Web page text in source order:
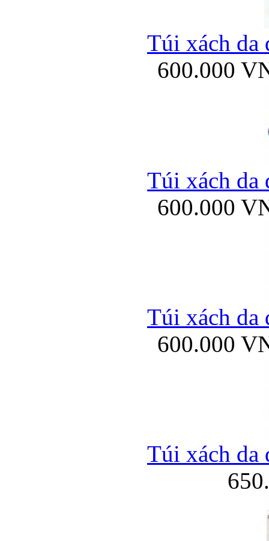
Túi xách da
600.000
Túi xách da
600.000
Túi xách da
600.000
Túi xách da